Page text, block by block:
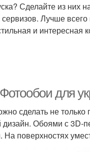
Сделайте из них
Лучше
и интересная
для
сделать не
Обоями с 3D-
поверхностях